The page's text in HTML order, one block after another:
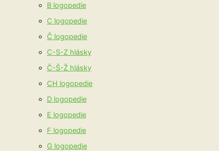
B logopedie
C logopedie
Č logopedie
C-S-Z hlásky
Č-Š-Ž hlásky
CH logopedie
D logopedie
E logopedie
F logopedie
G logopedie